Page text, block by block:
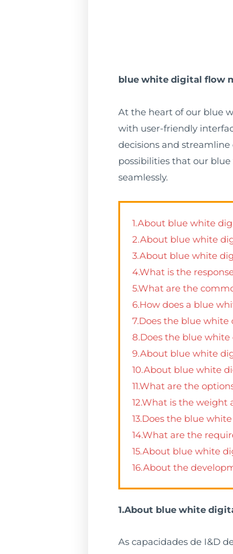
blue white digital flow
At the heart of our blue
with user-friendly
decisions and
possibilities that our
seamlessly.
1.About blue white
2.About blue white
3.About blue white
4.What is the
5.What are the
6.How does a blue
7.Does the blue
8.Does the blue
9.About blue white
10.About blue white
11.What are the
12.What is the
13.Does the blue
14.What are the
15.About blue white
16.About the
1.About blue white
As capacidades de I&D